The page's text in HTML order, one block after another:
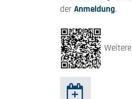
der Anmeldung.